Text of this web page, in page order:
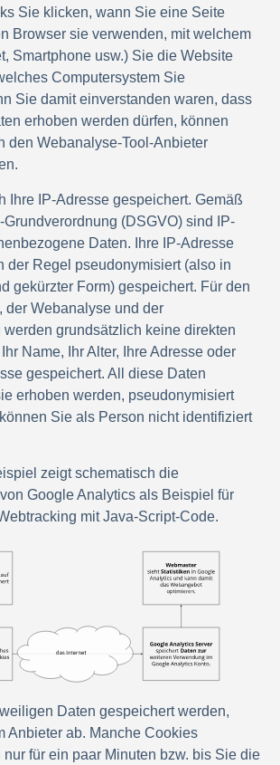
Sie klicken, wann Sie eine Seite
Browser sie verwenden, mit welchem
Smartphone usw.) Sie die Website
Computersystem Sie
Sie damit einverstanden waren, dass
erhoben werden dürfen, können
den Webanalyse-Tool-Anbieter
Ihre IP-Adresse gespeichert. Gemäß
(DSGVO) sind IP-
Daten. Ihre IP-Adresse
der Regel pseudonymisiert (also in
gekürzter Form) gespeichert. Für den
der Webanalyse und der
grundsätzlich keine direkten
Name, Ihr Alter, Ihre Adresse oder
gespeichert. All diese Daten
erhoben werden, pseudonymisiert
Sie als Person nicht identifiziert
zeigt schematisch die
Google Analytics als Beispiel für
mit Java-Script-Code.
Daten gespeichert werden,
Anbieter ab. Manche Cookies
für ein paar Minuten bzw. bis Sie die